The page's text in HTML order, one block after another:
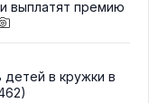
выплатят премию
детей в кружки в